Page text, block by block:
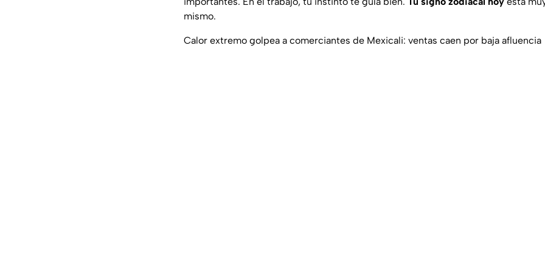
mismo.
Calor extremo golpea a comerciantes de Mexicali: ventas caen por baja afluencia